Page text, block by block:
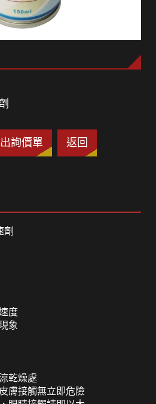
詢價單 返回
劑
度
象
乾燥處
膚接觸無立即危險